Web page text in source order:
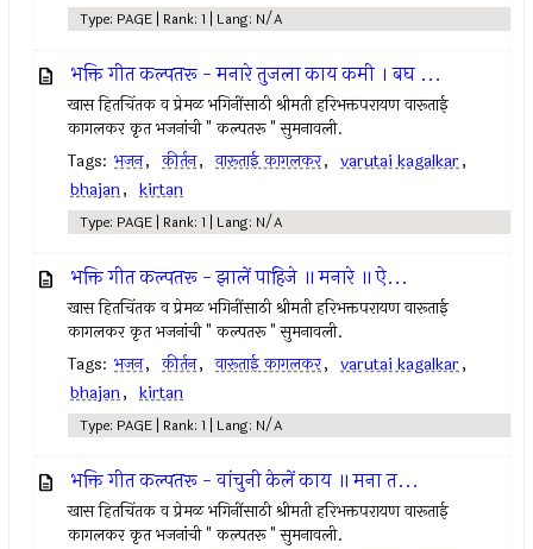
Type: PAGE | Rank: 1 | Lang: N/A
भक्ति गीत कल्पतरू - मनारे तुजला काय कमी । बघ ...
खास हितचिंतक व प्रेमळ भगिनींसाठी श्रीमती हरिभक्तपरायण वारूताई
कागलकर कृत भजनांची " कल्पतरू " सुमनावली.
Tags: भजन, कीर्तन, वारूताई कागलकर, varutai kagalkar,
bhajan, kirtan
Type: PAGE | Rank: 1 | Lang: N/A
भक्ति गीत कल्पतरू - झालें पाहिजे ॥ मनारे ॥ ऐ...
खास हितचिंतक व प्रेमळ भगिनींसाठी श्रीमती हरिभक्तपरायण वारूताई
कागलकर कृत भजनांची " कल्पतरू " सुमनावली.
Tags: भजन, कीर्तन, वारूताई कागलकर, varutai kagalkar,
bhajan, kirtan
Type: PAGE | Rank: 1 | Lang: N/A
भक्ति गीत कल्पतरू - वांचुनी केलें काय ॥ मना त...
खास हितचिंतक व प्रेमळ भगिनींसाठी श्रीमती हरिभक्तपरायण वारूताई
कागलकर कृत भजनांची " कल्पतरू " सुमनावली.